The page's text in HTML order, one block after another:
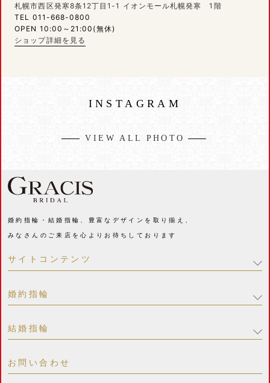
札幌市西区発寒8条12丁目1-1 イオンモール札幌発寒 1階
TEL 011-668-0800
OPEN 10:00～21:00(無休)
ショップ詳細を見る
INSTAGRAM
VIEW ALL PHOTO
婚約指輪・結婚指輪、豊富なデザインを取り揃え、
みなさんのご来店を心よりお待ちしております
サイトコンテンツ
婚約指輪
結婚指輪
お問い合わせ